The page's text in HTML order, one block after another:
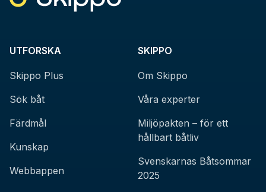
UTFORSKA
Skippo Plus
Sök båt
Färdmål
Kunskap
Webbappen
SKIPPO
Om Skippo
Våra experter
Miljöpakten – för ett
hållbart båtliv
Svenskarnas Båtsommar
2025